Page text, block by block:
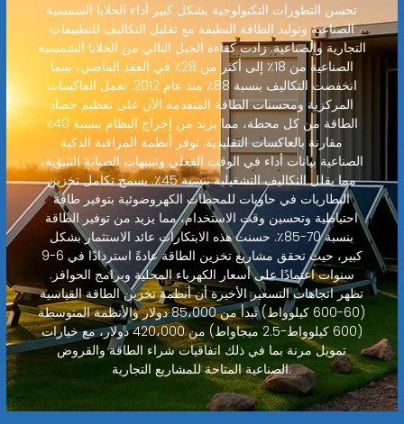
تحسن التطورات التكنولوجية بشكل كبير أداء الخلايا الشمسية
الصناعية وتوليد الطاقة النظيفة مع تقليل التكاليف للتطبيقات
التجارية والصناعية. زادت كفاءة الجيل التالي من الخلايا الشمسية
الصناعية من 18٪ إلى أكثر من 28٪ في العقد الماضي، بينما
انخفضت التكاليف بنسبة 88٪ منذ عام 2012. تعمل العاكسات
المركزية ومحسنات الطاقة المتقدمة الآن على تعظيم حصاد
الطاقة من كل محطة، مما يزيد من إخراج النظام بنسبة 40٪
مقارنة بالعاكسات التقليدية. توفر أنظمة المراقبة الذكية
الصناعية بيانات أداء في الوقت الفعلي وتنبيهات الصيانة التنبؤية،
مما يقلل التكاليف التشغيلية بنسبة 45٪. يسمح تكامل تخزين
البطاريات في حاويات للمحطات الكهروضوئية بتوفير طاقة
احتياطية وتحسين وقت الاستخدام، مما يزيد من توفير الطاقة
بنسبة 70-85٪. حسنت هذه الابتكارات عائد الاستثمار بشكل
كبير، حيث تحقق مشاريع تخزين الطاقة عادةً استردادًا في 6-9
سنوات اعتمادًا على أسعار الكهرباء المحلية وبرامج الحوافز.
تظهر اتجاهات التسعير الأخيرة أن أنظمة تخزين الطاقة القياسية
(60-600 كيلوواط) تبدأ من 85،000 دولار والأنظمة المتوسطة
(600 كيلوواط-2.5 ميجاواط) من 420،000 دولار، مع خيارات
تمويل مرنة بما في ذلك اتفاقيات شراء الطاقة والقروض
الصناعية المتاحة للمشاريع التجارية.